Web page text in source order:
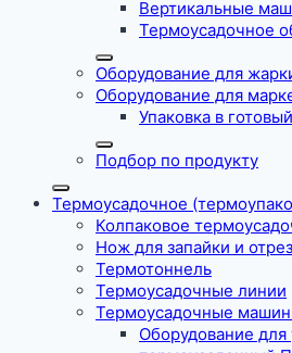
Вертикальные
Термоусадочное
Оборудование для
Оборудование для
Упаковка в
Подбор по продукту
Термоусадочное
Колпаковое
Нож для запайки и
Термотоннель
Термоусадочные линии
Термоусадочные
Оборудование для